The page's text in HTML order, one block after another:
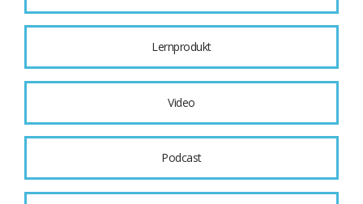
Lernprodukt
Video
Podcast